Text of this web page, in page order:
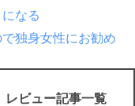
なる
独身女性にお勧め
ビュー記事一覧